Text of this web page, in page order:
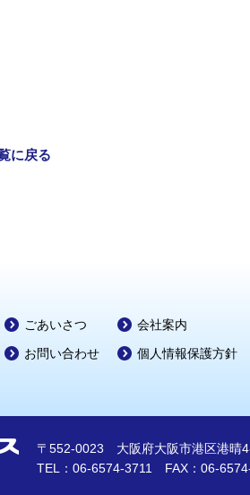
に戻る
ごあいさつ
お問い合わせ
会社案内
個人情報保護方針
〒552-0023 大阪府大阪市港区港晴
TEL：06-6574-3711 FAX：06-